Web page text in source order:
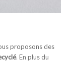
proposons des
. En plus du